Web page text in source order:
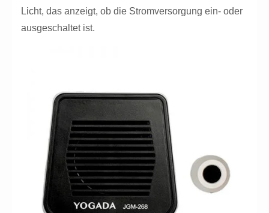
Licht, das anzeigt, ob die Stromversorgung ein- oder
ausgeschaltet ist.